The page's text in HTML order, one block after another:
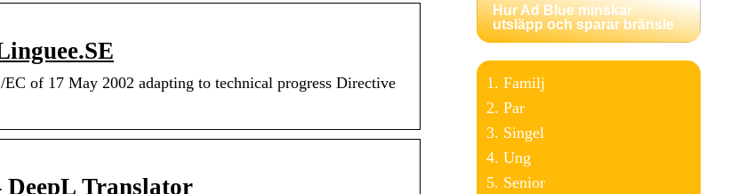
of 17 May 2002 adapting to technical progress Directive
Translator
Hur Ad Blue minskar
utsläpp och sparar bränsle
Familj
Par
Singel
Ung
Senior